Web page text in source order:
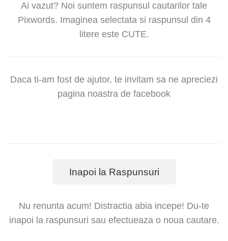
Ai vazut? Noi suntem raspunsul cautarilor tale
Pixwords. Imaginea selectata si raspunsul din 4
litere este CUTE.
Daca ti-am fost de ajutor, te invitam sa ne apreciezi
pagina noastra de facebook
Inapoi la Raspunsuri
Nu renunta acum! Distractia abia incepe! Du-te
inapoi la raspunsuri sau efectueaza o noua cautare.